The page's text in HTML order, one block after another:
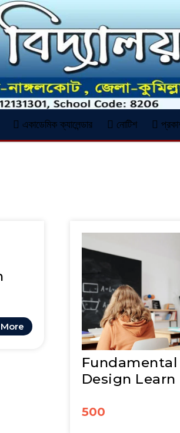
একাডেমিক ক্যালেন্ডার নোটিশ
Fundamental
Design Learn
500